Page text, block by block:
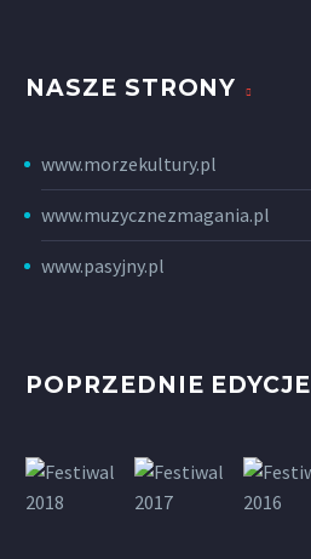
NASZE STRONY
www.morzekultury.pl
www.muzycznezmagania.pl
www.pasyjny.pl
POPRZEDNIE EDYCJE